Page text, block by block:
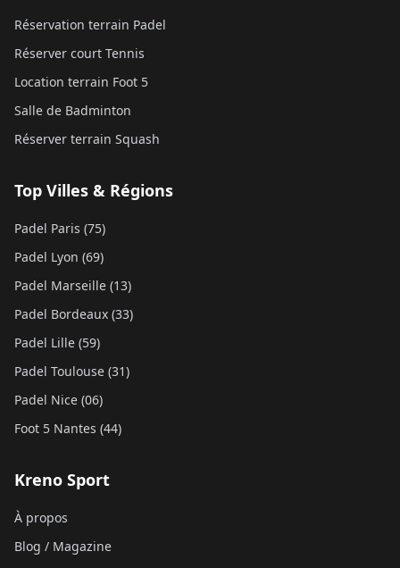
Réservation terrain Padel
Réserver court Tennis
Location terrain Foot 5
Salle de Badminton
Réserver terrain Squash
Top Villes & Régions
Padel Paris (75)
Padel Lyon (69)
Padel Marseille (13)
Padel Bordeaux (33)
Padel Lille (59)
Padel Toulouse (31)
Padel Nice (06)
Foot 5 Nantes (44)
Kreno Sport
À propos
Blog / Magazine